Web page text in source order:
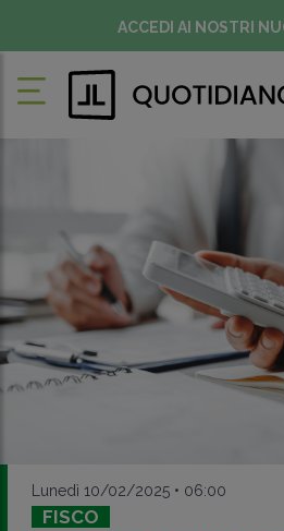
ACCEDI AI NOSTRI
Lunedì 10/02/2025 • 06:00
FISCO